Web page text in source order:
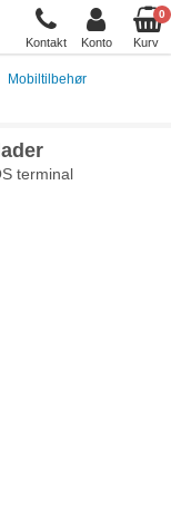
Kontakt Konto
0
Kurv
Mobiltilbehør
terminal